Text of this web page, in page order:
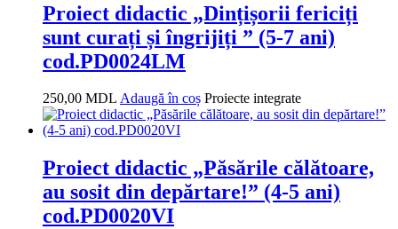
Proiect didactic „Dințișorii fericiți
sunt curați și îngrijiți ” (5-7 ani)
cod.PD0024LM
250,00 MDL Adaugă în coș Proiecte integrate
Proiect didactic „Păsările călătoare,
au sosit din depărtare!” (4-5 ani)
cod.PD0020VI